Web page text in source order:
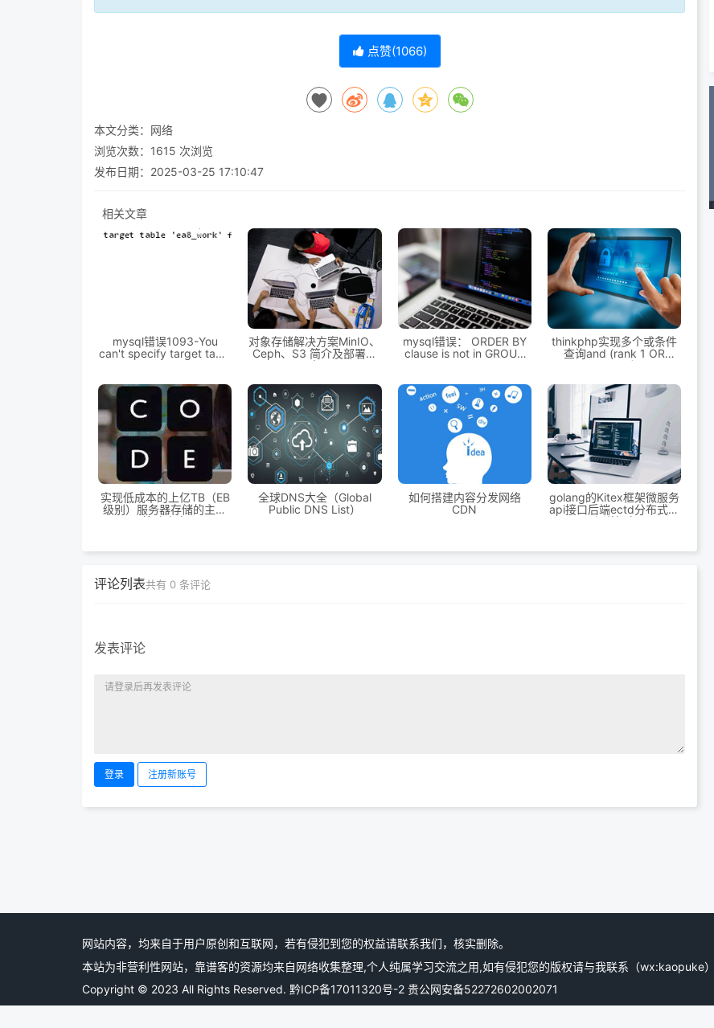
点赞(1066)
本文分类： 网络
浏览次数： 1615 次浏览
发布日期：2025-03-25 17:10:47
相关文章
mysql错误1093-You
can't specify target table
对象存储解决方案MinIO、
Ceph、S3 简介及部署指
南
mysql错误： ORDER BY
clause is not in GROUP
thinkphp实现多个或条件
查询and (rank 1 OR
rank2 1)
实现低成本的上亿TB（EB
级别）服务器存储的主要
策略方案
全球DNS大全（Global
Public DNS List）
如何搭建内容分发网络
CDN
golang的Kitex框架微服务
api接口后端ectd分布式部
署和详细实现
评论列表共有 0 条评论
发表评论
登录 注册新账号
网站内容，均来自于用户原创和互联网，若有侵犯到您的权益请联系我们，核实删除。
本站为非营利性网站，靠谱客的资源均来自网络收集整理,个人纯属学习交流之用,如有侵犯您的版权请与我联系（wx:kaopuke
Copyright © 2023 All Rights Reserved. 黔ICP备17011320号-2 贵公网安备52272602002071